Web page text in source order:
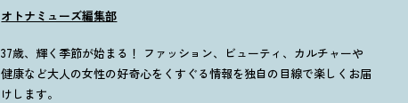
オトナミューズ編集部
37歳、輝く季節が始まる！ ファッション、ビューティ、カルチャーや
健康など大人の女性の好奇心をくすぐる情報を独自の目線で楽しくお届
けします。